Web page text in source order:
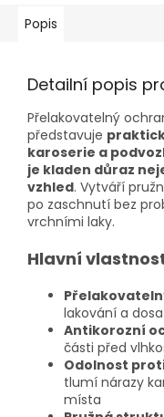
Popis
Detailní popis
Přelakovatelný
představuje
karoserie a
je kladen důraz
vzhled. Vytváří
po zaschnutí bez
vrchními laky.
Hlavní
lakování a
Antikorozní
části před
Odolnost
tlumí nárazy
místa